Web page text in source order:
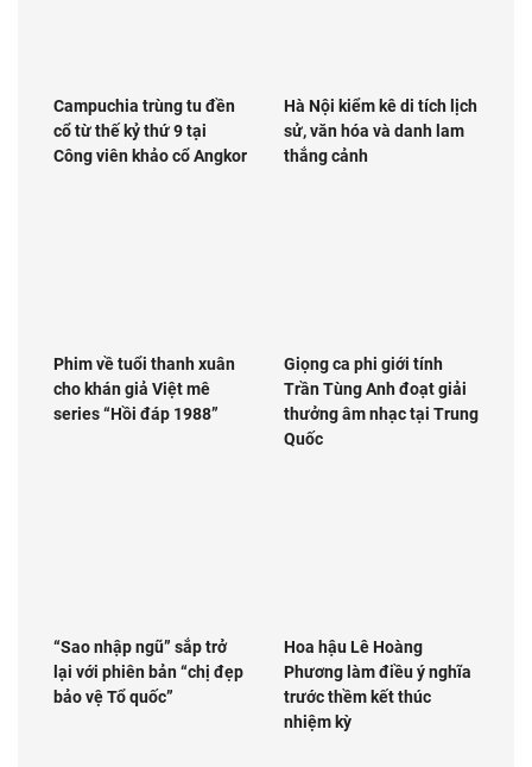
Campuchia trùng tu đền
cổ từ thế kỷ thứ 9 tại
Công viên khảo cổ Angkor
Hà Nội kiểm kê di tích lịch
sử, văn hóa và danh lam
thắng cảnh
Phim về tuổi thanh xuân
cho khán giả Việt mê
series “Hồi đáp 1988”
Giọng ca phi giới tính
Trần Tùng Anh đoạt giải
thưởng âm nhạc tại Trung
Quốc
“Sao nhập ngũ” sắp trở
lại với phiên bản “chị đẹp
bảo vệ Tổ quốc”
Hoa hậu Lê Hoàng
Phương làm điều ý nghĩa
trước thềm kết thúc
nhiệm kỳ